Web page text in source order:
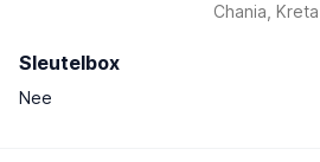
Chania, Kreta
Sleutelbox
Nee